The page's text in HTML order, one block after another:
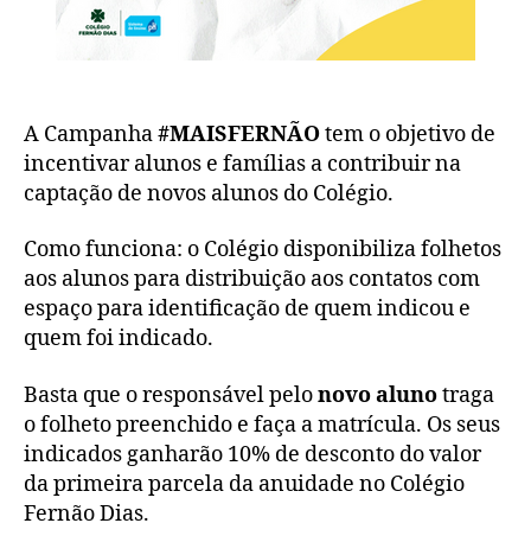
A Campanha#MAISFERNÃOtem o objetivo de
incentivar alunos e famílias a contribuir na
captação de novos alunos do Colégio.
Como funciona: o Colégio disponibiliza folhetos
aos alunos para distribuição aos contatos com
espaço para identificação de quem indicou e
quem foi indicado.
Basta que o responsável pelonovo alunotraga
o folheto preenchido e faça a matrícula. Os seus
indicados ganharão 10% de desconto do valor
da primeira parcela da anuidade no Colégio
Fernão Dias.